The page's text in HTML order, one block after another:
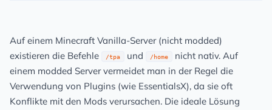
Auf einem Minecraft Vanilla-Server (nicht modded)
existieren die Befehle
/tpa und /home
nicht nativ. Auf
einem modded Server vermeidet man in der Regel die
Verwendung von Plugins (wie EssentialsX), da sie oft
Konflikte mit den Mods verursachen. Die ideale Lösung